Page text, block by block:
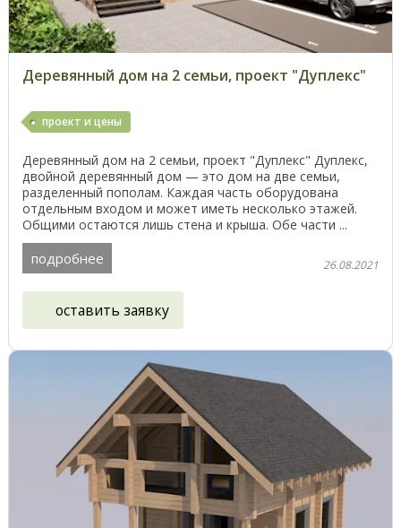
Деревянный дом на 2 семьи, проект "Дуплекс"
проект и цены
Деревянный дом на 2 семьи, проект "Дуплекс" Дуплекс,
двойной деревянный дом — это дом на две семьи,
разделенный пополам. Каждая часть оборудована
отдельным входом и может иметь несколько этажей.
Общими остаются лишь стена и крыша. Обе части ...
подробнее 26.08.2021
оставить заявку